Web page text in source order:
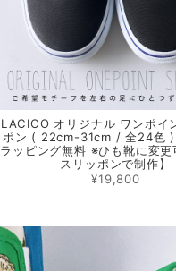
LACICO オリジナル ワンポイ
ポン ( 22cm-31cm / 全24色 )
ラッピング無料 ※ひも靴に変更
スリッポンで制作】
¥19,800